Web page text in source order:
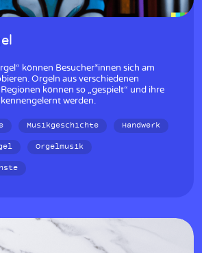
können Besucher*innen sich am
Orgeln aus verschiedenen
können so „gespielt“ und ihre
werden.
Musikgeschichte
Handwerk
Orgelmusik